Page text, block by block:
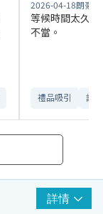
2026-04-18朗豪
等候時間太久
不當。
禮品吸引 訂
詳情